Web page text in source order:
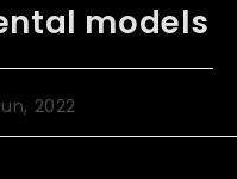
models
2022